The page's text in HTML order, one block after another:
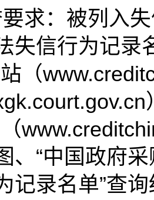
求：被列入
失信行为记录
（
、“中国政府采
记录名单”查